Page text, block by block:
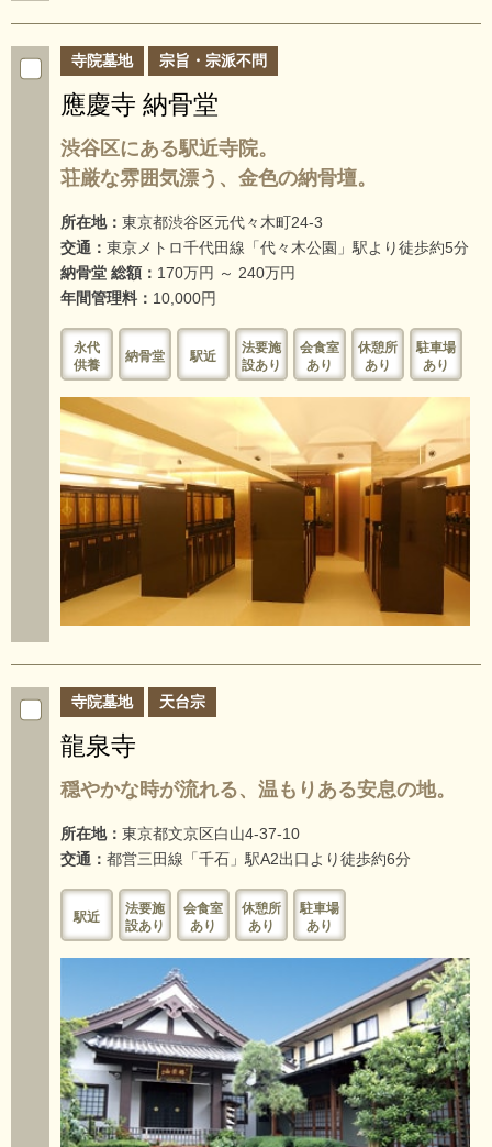
寺院墓地 宗旨・宗派不問
應慶寺 納骨堂
渋谷区にある駅近寺院。
荘厳な雰囲気漂う、金色の納骨壇。
所在地： 東京都渋谷区元代々木町24-3
交通： 東京メトロ千代田線「代々木公園」駅より徒歩約5分
納骨堂 総額： 170万円 ～ 240万円
年間管理料： 10,000円
永代
供養
納骨堂 駅近
法要施
設あり
会食室
あり
休憩所
あり
駐車場
あり
寺院墓地 天台宗
龍泉寺
穏やかな時が流れる、温もりある安息の地。
所在地： 東京都文京区白山4-37-10
交通： 都営三田線「千石」駅A2出口より徒歩約6分
駅近
法要施
設あり
会食室
あり
休憩所
あり
駐車場
あり